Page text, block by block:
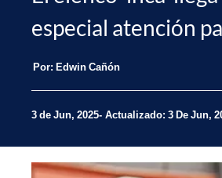
especial atención
Por: Edwin Cañón
3 de Jun, 2025 Actualizado: 3 De Jun,